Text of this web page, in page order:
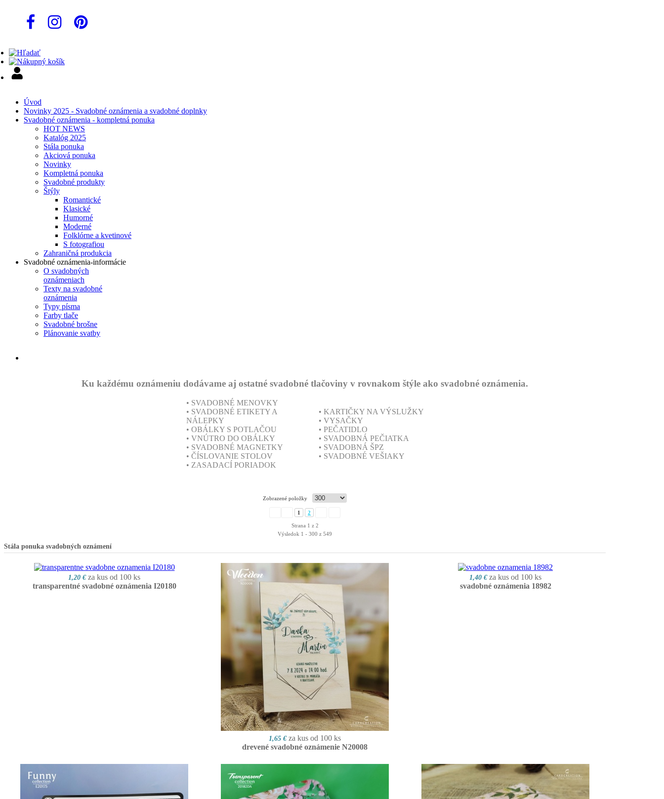
Úvod
Novinky 2025 - Svadobné oznámenia a svadobné doplnky
Svadobné oznámenia - kompletná ponuka
HOT NEWS
Katalóg 2025
Stála ponuka
Akciová ponuka
Novinky
Kompletná ponuka
Svadobné produkty
Štýly
Romantické
Klasické
Humorné
Moderné
Folklórne a kvetinové
S fotografiou
Zahraničná produkcia
Svadobné oznámenia-informácie
O svadobných
oznámeniach
Texty na svadobné
oznámenia
Typy písma
Farby tlače
Svadobné brošne
Plánovanie svatby
Ku každému oznámeniu dodávame aj ostatné svadobné tlačoviny v rovnakom štýle ako svadobné oznámenia.
• SVADOBNÉ MENOVKY
• SVADOBNÉ ETIKETY A
NÁLEPKY
• OBÁLKY S POTLAČOU
• VNÚTRO DO OBÁLKY
• SVADOBNÉ MAGNETKY
• ČÍSLOVANIE STOLOV
• ZASADACÍ PORIADOK
• KARTIČKY NA VÝSLUŽKY
• VYSAČKY
• PEČATIDLO
• SVADOBNÁ PEČIATKA
• SVADOBNÁ ŠPZ
• SVADOBNÉ VEŠIAKY
Zobrazené položky
1 2
Strana 1 z 2
Výsledok 1 - 300 z 549
Stála ponuka svadobných oznámení
1,20 € za kus od 100 ks
transparentné svadobné oznámenia I20180
1,65 € za kus od 100 ks
drevené svadobné oznámenie N20008
1,40 € za kus od 100 ks
svadobné oznámenia 18982